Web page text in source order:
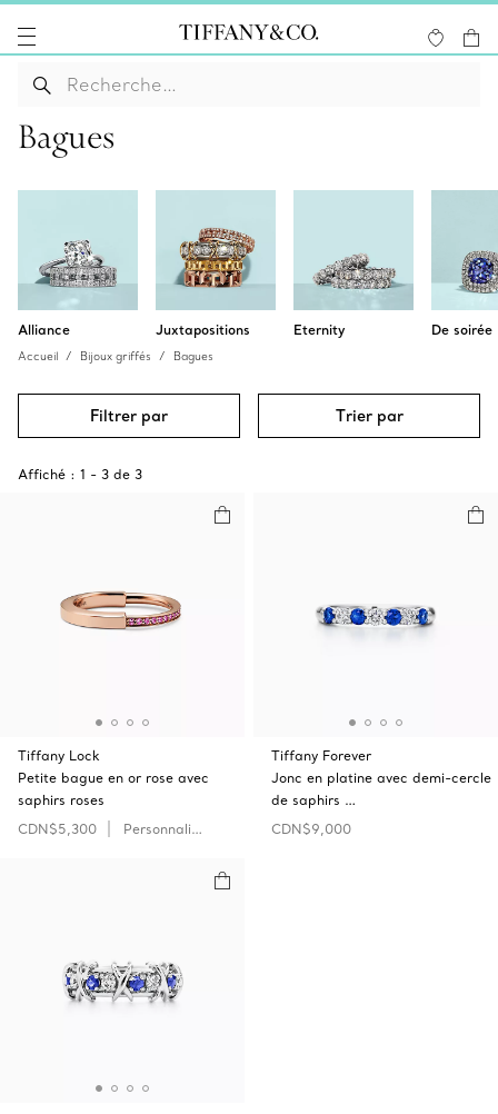
Bagues
Alliance Juxtapositions Eternity De soirée
Accueil Bijoux griffés Bagues
Filtrer par Trier par
Affiché : 1 - 3 de 3
Tiffany Lock
Petite bague en or rose avec
saphirs roses
CDN$5,300
Personnaliser
Tiffany Forever
Jonc en platine avec demi-cercle
de saphirs …
CDN$9,000